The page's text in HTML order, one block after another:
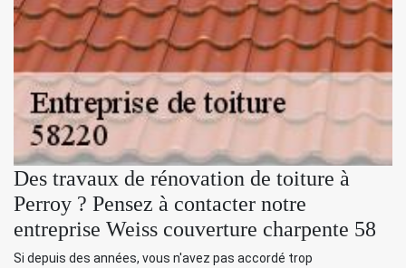
Des travaux de rénovation de toiture à
Perroy ? Pensez à contacter notre
entreprise Weiss couverture charpente 58
Si depuis des années, vous n'avez pas accordé trop